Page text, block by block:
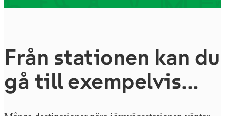
Från stationen kan du
gå till exempelvis...